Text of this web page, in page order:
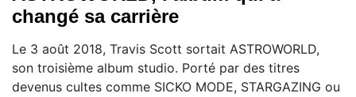
changé sa carrière
Le 3 août 2018, Travis Scott sortait ASTROWORLD,
son troisième album studio. Porté par des titres
devenus cultes comme SICKO MODE, STARGAZING ou